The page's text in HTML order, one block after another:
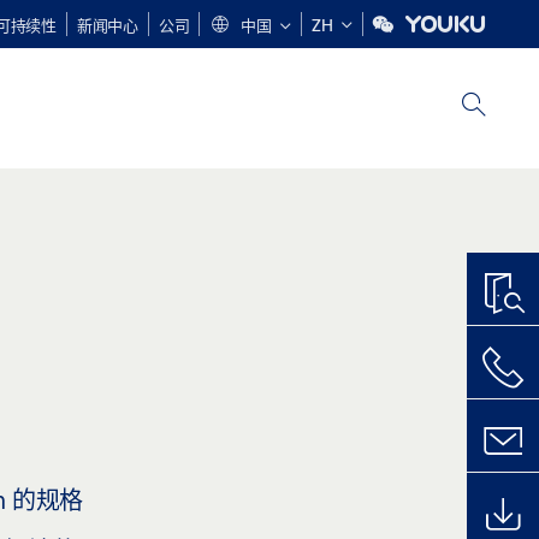
持续性 新闻中心 公司 中国 ZH
的规格